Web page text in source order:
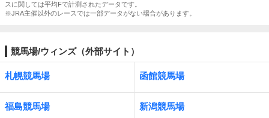
スに関しては平均Fで計測されたデータです。
※JRA主催以外のレースでは一部データがない場合があります。
競馬場/ウィンズ（外部サイト）
札幌競馬場 函館競馬場
福島競馬場 新潟競馬場